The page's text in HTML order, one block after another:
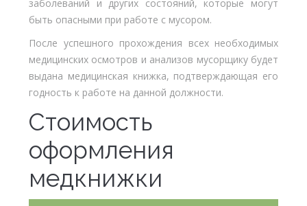
заболеваний и других состояний, которые могут
быть опасными при работе с мусором.
После успешного прохождения всех необходимых
медицинских осмотров и анализов мусорщику будет
выдана медицинская книжка, подтверждающая его
годность к работе на данной должности.
Стоимость
оформления
медкнижки